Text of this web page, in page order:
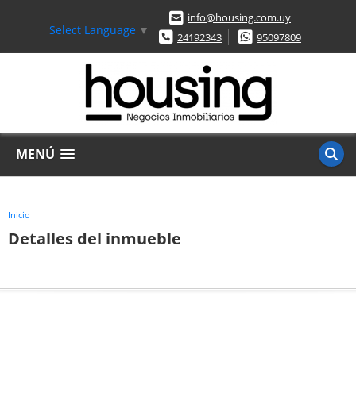
Select Language ▼
info@housing.com.uy
24192343
95097809
MENÚ
Inicio
Detalles del inmueble